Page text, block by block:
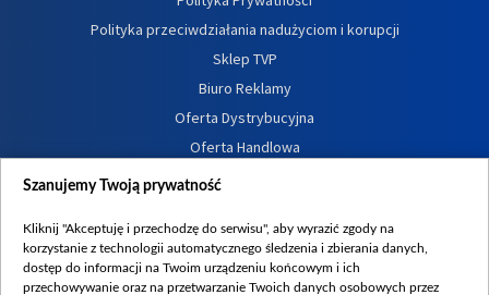
Polityka przeciwdziałania nadużyciom i korupcji
Sklep TVP
Biuro Reklamy
Oferta Dystrybucyjna
Oferta Handlowa
Dostępność
Procedura zgłoszeń wewnętrznych
Szanujemy Twoją prywatność
Kliknij "Akceptuję i przechodzę do serwisu", aby wyrazić zgody na
korzystanie z technologii automatycznego śledzenia i zbierania danych,
dostęp do informacji na Twoim urządzeniu końcowym i ich
przechowywanie oraz na przetwarzanie Twoich danych osobowych przez